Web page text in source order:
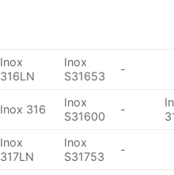
Inox
316LN
Inox
S31653
-
Inox 316
Inox
S31600
-
Inox
317LN
Inox
S31753
-